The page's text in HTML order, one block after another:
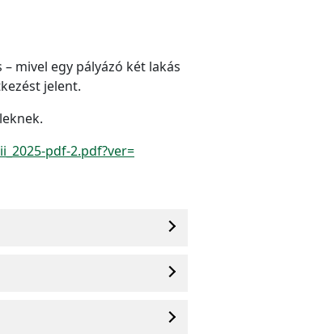
mivel egy pályázó két lakás
jelent.
pdf-2.pdf?ver=